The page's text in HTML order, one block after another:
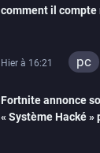
comment il
Hier à 16:21 pc
Fortnite annonce
« Système Hacké »